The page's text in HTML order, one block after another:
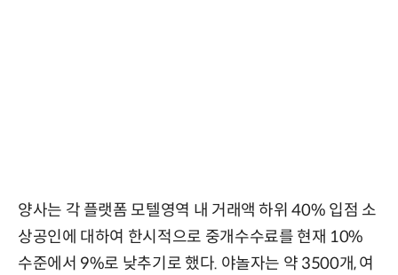
양사는 각 플랫폼 모텔영역 내 거래액 하위 40% 입점 소
상공인에 대하여 한시적으로 중개수수료를 현재 10%
수준에서 9%로 낮추기로 했다. 야놀자는 약 3500개, 여